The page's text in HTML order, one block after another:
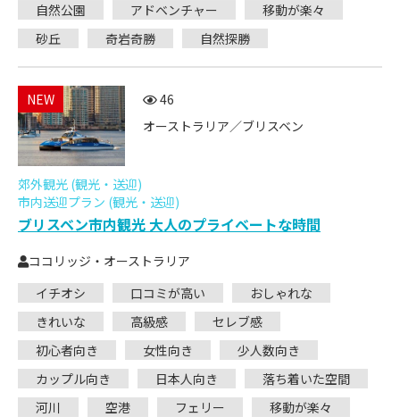
自然公園
アドベンチャー
移動が楽々
砂丘
奇岩奇勝 自然探勝
NEW
46
オーストラリア／ブリスベン
郊外観光 (観光・送迎)
市内送迎プラン (観光・送迎)
ブリスベン市内観光 大人のプライベートな時間
ココリッジ・オーストラリア
イチオシ
口コミが高い
おしゃれな
きれいな
高級感
セレブ感
初心者向き
女性向き
少人数向き
カップル向き
日本人向き
落ち着いた空間
河川
空港 フェリー
移動が楽々